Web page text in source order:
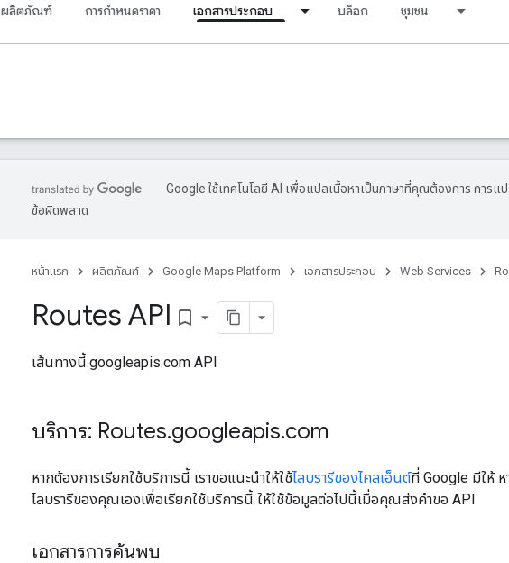
ผลิตภัณฑ์ การกำหนดราคา เอกสารประกอบ บล็อก ชุมชน
Google ใช้เทคโนโลยี AI เพื่อแปลเนื้อหาเป็นภาษาที่คุณต้องการ การแ
ข้อผิดพลาด
หน้าแรก ผลิตภัณฑ์ Google Maps Platform เอกสารประกอบ Web Services
Routes API bookmark_border
เส้นทางนี้.googleapis.com API
บริการ: Routes.googleapis.com
หากต้องการเรียกใช้บริการนี้ เราขอแนะนำให้ใช้ไลบรารีของไคลเอ็นต์ที่ Google มีให้
ไลบรารีของคุณเองเพื่อเรียกใช้บริการนี้ ให้ใช้ข้อมูลต่อไปนี้เมื่อคุณส่งคำขอ API
เอกสารการค้นพบ